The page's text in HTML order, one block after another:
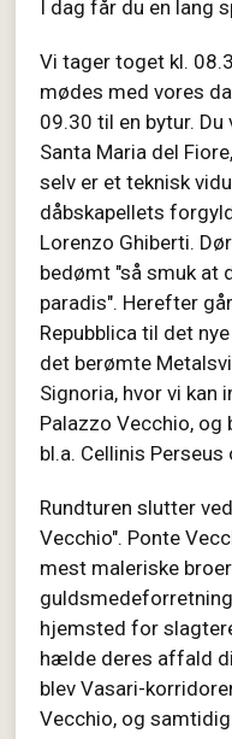
I dag får du en
Vi tager toget kl.
mødes med vores
09.30 til en bytur. Du
Santa Maria del
selv er et teknisk
dåbskapellets
Lorenzo Ghiberti.
bedømt "så smuk at
paradis". Herefter
Repubblica til det
det berømte
Signoria, hvor vi kan
Palazzo Vecchio, og
bl.a. Cellinis
Rundturen slutter
Vecchio". Ponte
mest maleriske
hjemsted for
hælde deres affald
blev Vasari-
Vecchio, og